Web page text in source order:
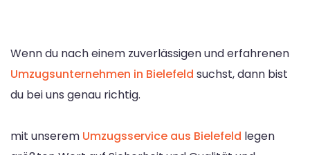
Wenn du nach einem zuverlässigen und erfahrenen
Umzugsunternehmen in Bielefeld suchst, dann bist
du bei uns genau richtig.
mit unserem Umzugsservice aus Bielefeld legen